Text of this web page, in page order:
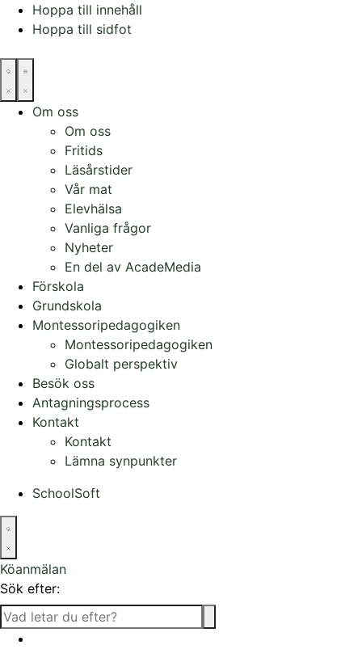
Hoppa till innehåll
Hoppa till sidfot
Om oss
Om oss
Fritids
Läsårstider
Vår mat
Elevhälsa
Vanliga frågor
Nyheter
En del av AcadeMedia
Förskola
Grundskola
Montessoripedagogiken
Montessoripedagogiken
Globalt perspektiv
Besök oss
Antagningsprocess
Kontakt
Kontakt
Lämna synpunkter
SchoolSoft
Köanmälan
Sök efter: